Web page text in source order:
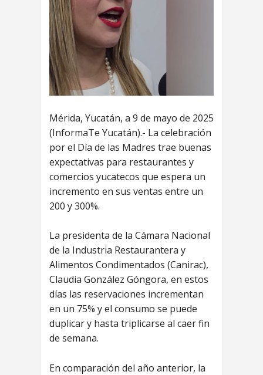
Mérida, Yucatán, a 9 de mayo de 2025
(InformaTe Yucatán).- La celebración
por el Día de las Madres trae buenas
expectativas para restaurantes y
comercios yucatecos que espera un
incremento en sus ventas entre un
200 y 300%.
La presidenta de la Cámara Nacional
de la Industria Restaurantera y
Alimentos Condimentados (Canirac),
Claudia González Góngora, en estos
días las reservaciones incrementan
en un 75% y el consumo se puede
duplicar y hasta triplicarse al caer fin
de semana.
En comparación del año anterior, la